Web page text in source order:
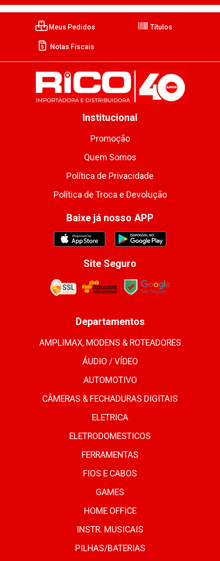
Meus Pedidos Títulos
Notas Fiscais
Institucional
Promoção
Quem Somos
Política de Privacidade
Política de Troca e Devolução
Baixe já nosso APP
Site Seguro
Departamentos
AMPLIMAX, MODENS & ROTEADORES
ÁUDIO / VÍDEO
AUTOMOTIVO
CÂMERAS & FECHADURAS DIGITAIS
ELETRICA
ELETRODOMESTICOS
FERRAMENTAS
FIOS E CABOS
GAMES
HOME OFFICE
INSTR. MUSICAIS
PILHAS/BATERIAS